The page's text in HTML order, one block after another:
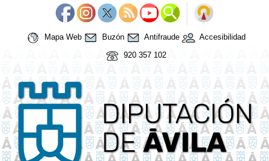
Mapa Web Buzón Antifraude
Accesibilidad
920 357 102